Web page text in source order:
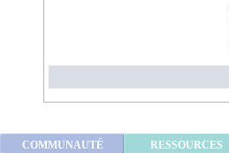
COMMUNAUTÉ RESSOURCES